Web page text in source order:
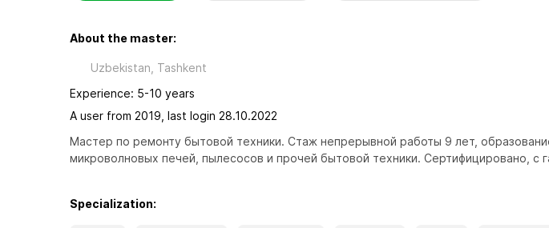
About the master:
Uzbekistan, Tashkent
Experience: 5-10 years
A user from 2019, last login 28.10.2022
Мастер по ремонту бытовой техники. Стаж непрерывной работы 9 лет,
микроволновых печей, пылесосов и прочей бытовой техники. Сертифицировано, с
Specialization: